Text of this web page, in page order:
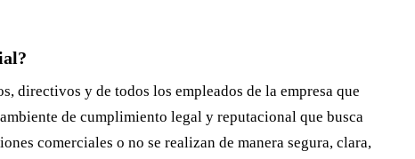
directivos y de todos los empleados de la empresa que
de cumplimiento legal y reputacional que busca
comerciales o no se realizan de manera segura, clara,